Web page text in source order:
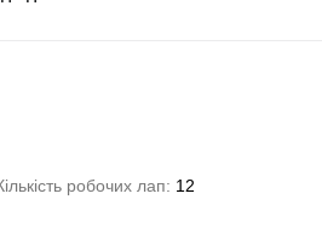
робочих лап 12